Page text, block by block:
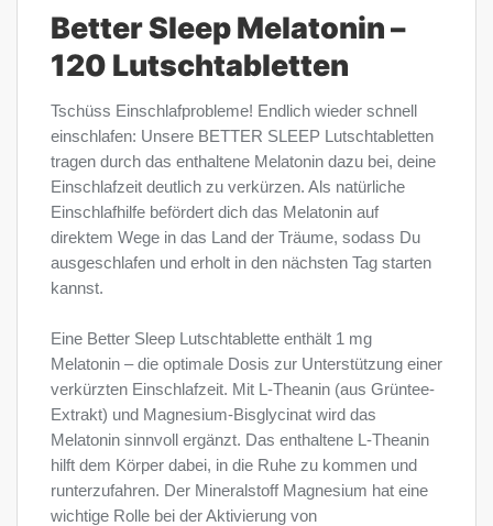
Better Sleep Melatonin –
120 Lutschtabletten
Tschüss Einschlafprobleme! Endlich wieder schnell
einschlafen: Unsere BETTER SLEEP Lutschtabletten
tragen durch das enthaltene Melatonin dazu bei, deine
Einschlafzeit deutlich zu verkürzen. Als natürliche
Einschlafhilfe befördert dich das Melatonin auf
direktem Wege in das Land der Träume, sodass Du
ausgeschlafen und erholt in den nächsten Tag starten
kannst.
Eine Better Sleep Lutschtablette enthält 1 mg
Melatonin – die optimale Dosis zur Unterstützung einer
verkürzten Einschlafzeit. Mit L-Theanin (aus Grüntee-
Extrakt) und Magnesium-Bisglycinat wird das
Melatonin sinnvoll ergänzt. Das enthaltene L-Theanin
hilft dem Körper dabei, in die Ruhe zu kommen und
runterzufahren. Der Mineralstoff Magnesium hat eine
wichtige Rolle bei der Aktivierung von